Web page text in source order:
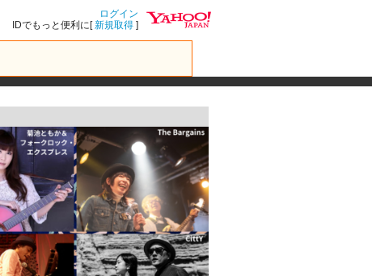
ログイン
IDでもっと便利に[新規取得 ]